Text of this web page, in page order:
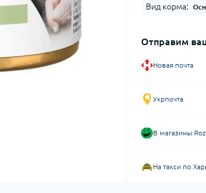
Вид корма:
Отправим
Новая почта
Укрпочта
В магазины
На такси по